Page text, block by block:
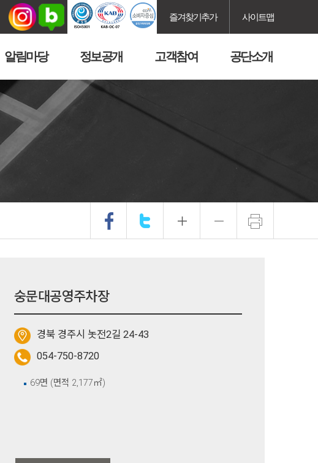
즐겨찾기추가 사이트맵
알림마당 정보공개 고객참여 공단소개
숭문대공영주차장
경북 경주시 놋전2길 24-43
054-750-8720
69면 (면적 2,177㎡)